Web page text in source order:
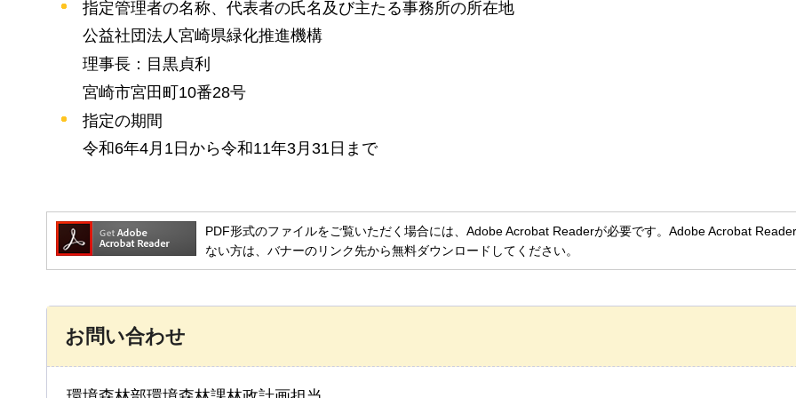
指定管理者の名称、代表者の氏名及び主たる事務所の所在地
公益社団法人宮崎県緑化推進機構
理事長：目黒貞利
宮崎市宮田町10番28号
指定の期間
令和6年4月1日から令和11年3月31日まで
PDF形式のファイルをご覧いただく場合には、Adobe Acrobat Readerが必要です。Adobe Acrobat
ない方は、バナーのリンク先から無料ダウンロードしてください。
お問い合わせ